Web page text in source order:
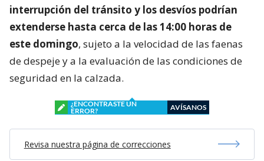
interrupción del tránsito y los desvíos podrían
extenderse hasta cerca de las 14:00 horas de
este domingo, sujeto a la velocidad de las faenas
de despeje y a la evaluación de las condiciones de
seguridad en la calzada.
¿ENCONTRASTE UN
ERROR?
AVÍSANOS
Revisa nuestra página de correcciones